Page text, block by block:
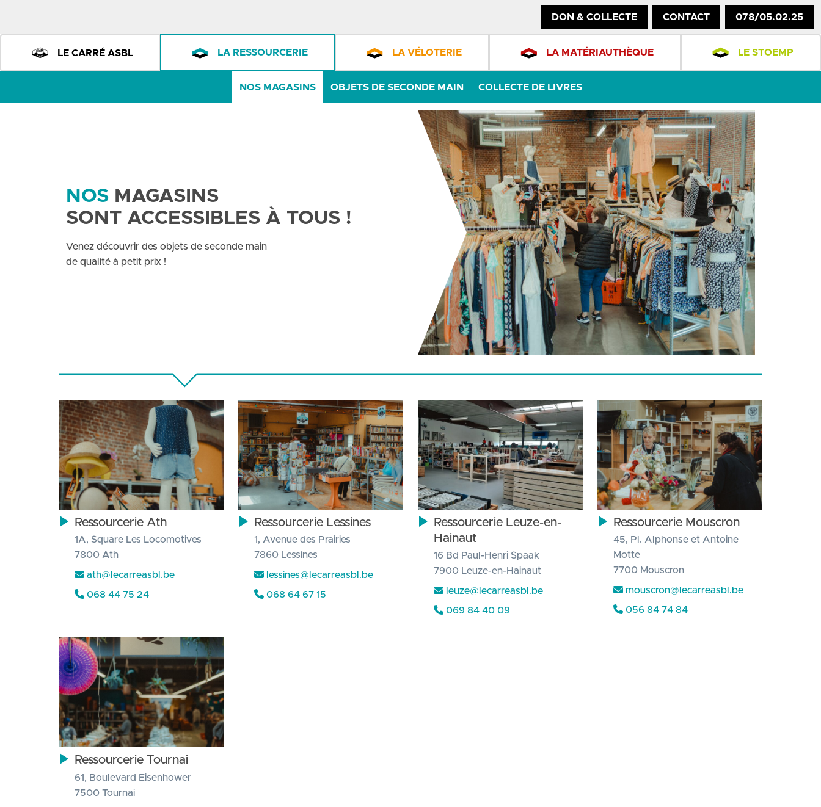
DON & COLLECTE CONTACT 078/05.02.25
LE CARRÉ ASBL LA RESSOURCERIE LA VÉLOTERIE LA MATÉRIAUTHÈQUE LE STOEMP
NOS MAGASINS OBJETS DE SECONDE MAIN COLLECTE DE LIVRES
NOS MAGASINS
SONT ACCESSIBLES À TOUS !
Venez découvrir des objets de seconde main
de qualité à petit prix !
Ressourcerie Ath
1A, Square Les Locomotives
7800 Ath
ath@lecarreasbl.be
068 44 75 24
Ressourcerie Lessines
1, Avenue des Prairies
7860 Lessines
lessines@lecarreasbl.be
068 64 67 15
Ressourcerie Leuze-en-
Hainaut
16 Bd Paul-Henri Spaak
7900 Leuze-en-Hainaut
leuze@lecarreasbl.be
069 84 40 09
Ressourcerie Mouscron
45, Pl. Alphonse et Antoine
Motte
7700 Mouscron
mouscron@lecarreasbl.be
056 84 74 84
Ressourcerie Tournai
61, Boulevard Eisenhower
7500 Tournai